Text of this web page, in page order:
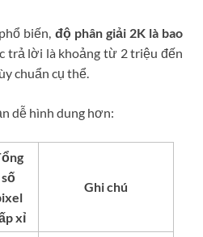
biến, độ phân giải 2K là bao
lời là khoảng từ 2 triệu đến
chuẩn cụ thể.
dễ hình dung hơn:
số
xỉ
Ghi chú